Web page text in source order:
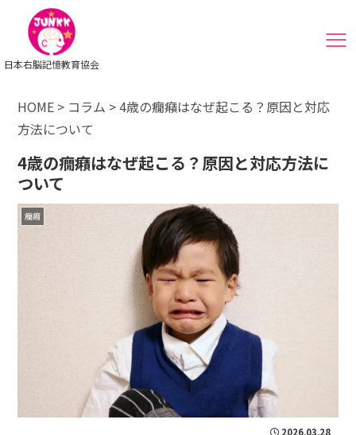
日本右脳記憶教育協会
HOME > コラム >4歳の癇癪はなぜ起こる？原因と対応
方法について
4歳の癇癪はなぜ起こる？原因と対応方法に
ついて
癇癪
2026.03.28